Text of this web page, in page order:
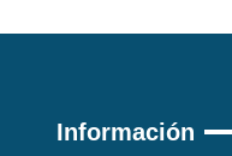
Información